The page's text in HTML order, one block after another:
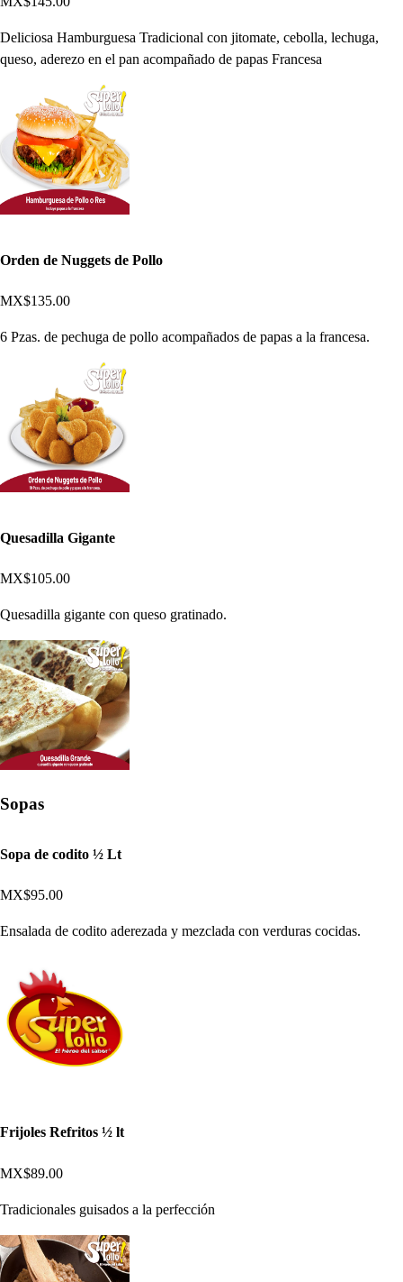
Deliciosa Hamburguesa Tradicional con jitomate, cebolla, lechuga,
queso, aderezo en el pan acompañado de papas Francesa
Orden de Nuggets de Pollo
MX$135.00
6 Pzas. de pechuga de pollo acompañados de papas a la francesa.
Quesadilla Gigante
MX$105.00
Quesadilla gigante con queso gratinado.
Sopas
Sopa de codito ½ Lt
MX$95.00
Ensalada de codito aderezada y mezclada con verduras cocidas.
Frijoles Refritos ½ lt
MX$89.00
Tradicionales guisados a la perfección